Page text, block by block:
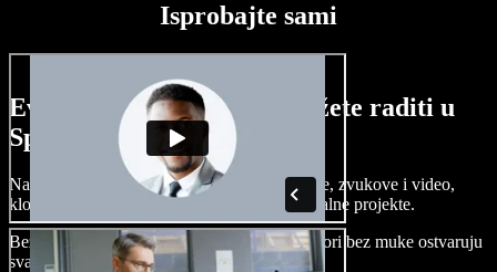
Isprobajte sami
Evo malog pregleda što možete raditi u
Speechify Studiju.
Napravite voice overe, dodajte besplatne slike, zvukove i video,
klonirajte svoj glas i složite sjajne audio-vizualne projekte.
Bez učenja i sve dostupno u pregledniku, autori bez muke ostvaruju
svaku kreativnu ideju.